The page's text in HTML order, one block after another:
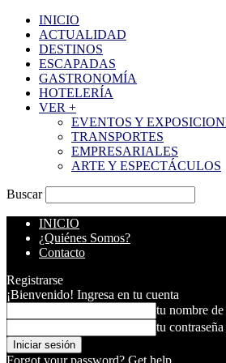
INICIO
ACTUALIDAD
DESTINOS
ESCAPADAS
GASTRONOMÍA
HOTELERÍA
VER +
EVENTOS Y
TRANSPORTES
EMPRESARIALES
ARTE Y ESPECTÁCULOS
Buscar
INICIO
¿Quiénes Somos?
Contacto
Registrarse
¡Bienvenido! Ingresa en tu cuenta
tu nombre
tu contraseña
Forgot your password? Get help